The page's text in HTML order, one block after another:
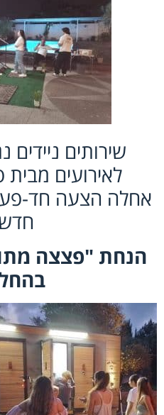
שירותים ניידים
לאירועים מבית
אחלה הצעה חד-
הנחת "פצצה